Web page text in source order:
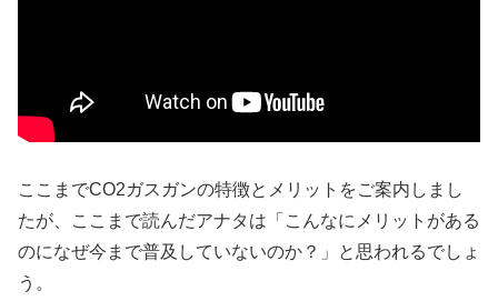
ここまでCO2ガスガンの特徴とメリットをご案内しまし
たが、ここまで読んだアナタは「こんなにメリットがある
のになぜ今まで普及していないのか？」と思われるでしょ
う。